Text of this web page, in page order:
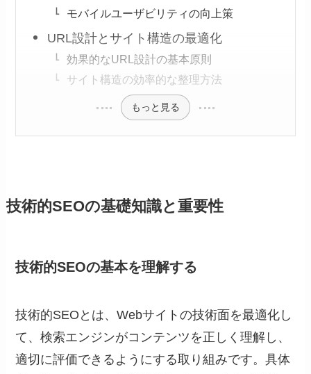
モバイルユーザビリティの向上策
URL設計とサイト構造の最適化
効果的なURL設計の基本原則
サイト構造の効率的な整理方法
もっと見る
技術的SEOの基礎知識と重要性
技術的SEOの基本を理解する
技術的SEOとは、Webサイトの技術面を最適化し
て、検索エンジンがコンテンツを正しく理解し、
適切に評価できるようにする取り組みです。具体